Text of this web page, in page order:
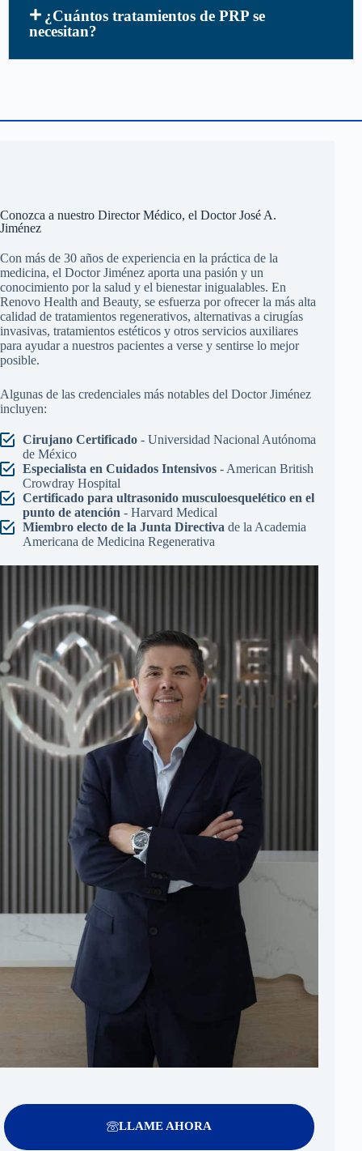
¿Cuántos tratamientos de PRP se
necesitan?
Conozca a nuestro Director Médico, el Doctor José A.
Jiménez
Con más de 30 años de experiencia en la práctica de la
medicina, el Doctor Jiménez aporta una pasión y un
conocimiento por la salud y el bienestar inigualables. En
Renovo Health and Beauty, se esfuerza por ofrecer la más alta
calidad de tratamientos regenerativos, alternativas a cirugías
invasivas, tratamientos estéticos y otros servicios auxiliares
para ayudar a nuestros pacientes a verse y sentirse lo mejor
posible.
Algunas de las credenciales más notables del Doctor Jiménez
incluyen:
Cirujano Certificado- Universidad Nacional Autónoma
de México
Especialista en Cuidados Intensivos- American British
Crowdray Hospital
Certificado para ultrasonido musculoesquelético en el
punto de atención - Harvard Medical
Miembro electo de la Junta Directiva de la Academia
Americana de Medicina Regenerativa
LLAME AHORA